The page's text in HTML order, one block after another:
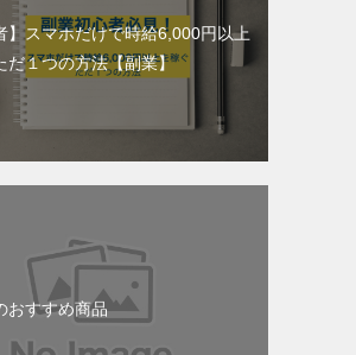
】スマホだけで時給6,000円以上
だ１つの方法【副業】
おすすめ商品